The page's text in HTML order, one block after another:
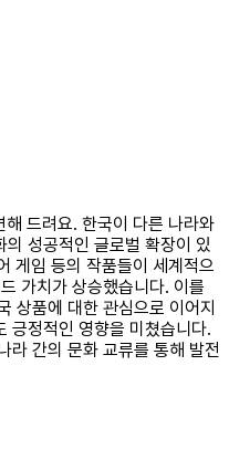
해 드려요. 한국이 다른 나라와
성공적인 글로벌 확장이 있
게임 등의 작품들이 세계적으
가치가 상승했습니다. 이를
상품에 대한 관심으로 이어지
긍정적인 영향을 미쳤습니다.
라 간의 문화 교류를 통해 발전